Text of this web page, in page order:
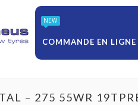
NEW
COMMANDE EN LIGNE
– 275 55WR